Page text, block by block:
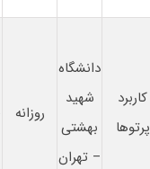
کاربرد
پرتوها
دانشگاه
شهید
بهشتی
– تهران
روزانه